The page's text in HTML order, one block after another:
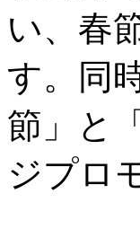
い、春
す。同
節」と
ジプロ